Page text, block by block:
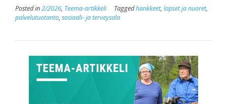
Posted in2/2026, Teema-artikkeli Taggedhankkeet, lapset ja nuoret,
palvelutuotanto, sosiaali- ja terveysala